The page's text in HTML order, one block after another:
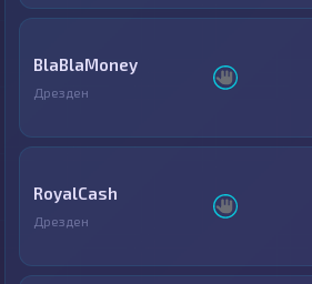
BlaBlaMoney
Дрезден
RoyalCash
Дрезден